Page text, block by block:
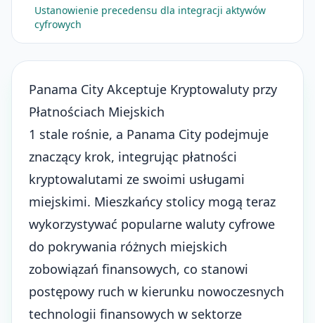
Ustanowienie precedensu dla integracji aktywów
cyfrowych
Panama City Akceptuje Kryptowaluty przy
Płatnościach Miejskich
1 stale rośnie, a Panama City podejmuje
znaczący krok, integrując płatności
kryptowalutami ze swoimi usługami
miejskimi. Mieszkańcy stolicy mogą teraz
wykorzystywać popularne waluty cyfrowe
do pokrywania różnych miejskich
zobowiązań finansowych, co stanowi
postępowy ruch w kierunku nowoczesnych
technologii finansowych w sektorze